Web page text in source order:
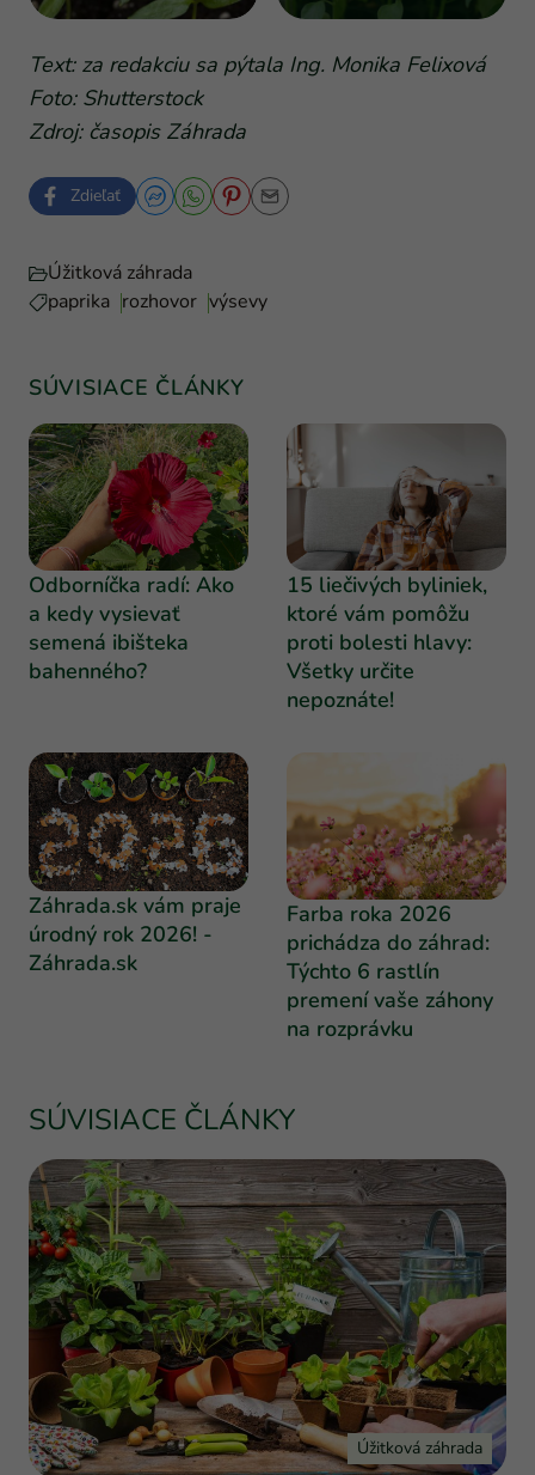
Text: za redakciu sa pýtala Ing. Monika Felixová
Foto: Shutterstock
Zdroj: časopis Záhrada
Zdieľať
Úžitková záhrada
paprika rozhovor výsevy
SÚVISIACE ČLÁNKY
Odborníčka radí: Ako
a kedy vysievať
semená ibišteka
bahenného?
15 liečivých byliniek,
ktoré vám pomôžu
proti bolesti hlavy:
Všetky určite
nepoznáte!
Záhrada.sk vám praje
úrodný rok 2026! -
Záhrada.sk
Farba roka 2026
prichádza do záhrad:
Týchto 6 rastlín
premení vaše záhony
na rozprávku
SÚVISIACE ČLÁNKY
Úžitková záhrada